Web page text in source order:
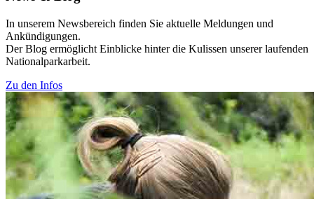
In unserem Newsbereich finden Sie aktuelle Meldungen und
Ankündigungen.
Der Blog ermöglicht Einblicke hinter die Kulissen unserer laufenden
Nationalparkarbeit.
Zu den Infos